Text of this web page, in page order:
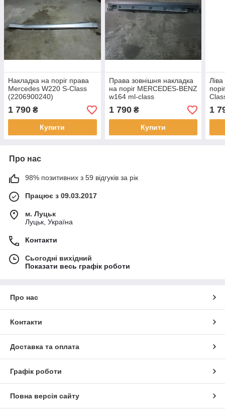
Накладка на поріг права
Mercedes W220 S-Class
(2206900240)
1 790 ₴
Купити
Права зовнішня накладка
на поріг MERCEDES-BENZ
w164 ml-class
(A1646900840)
1 790₴
Купити
1
Про нас
98% позитивних з 59 відгуків за рік
Працює з 09.03.2017
м. Луцьк
Луцьк, Україна
Контакти
Сьогодні вихідний
Показати весь графік роботи
Про нас
Контакти
Доставка та оплата
Графік роботи
Повна версія сайту